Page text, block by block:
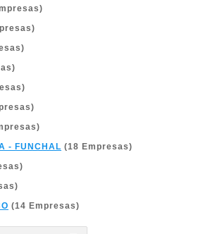
- FUNCHAL (18 Empresas)
(14 Empresas)